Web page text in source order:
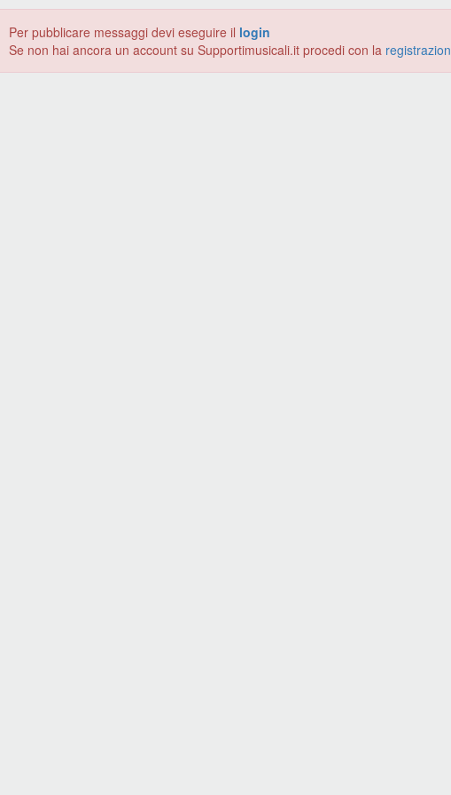
Per pubblicare messaggi devi eseguire il login
Se non hai ancora un account su Supportimusicali.it procedi con la